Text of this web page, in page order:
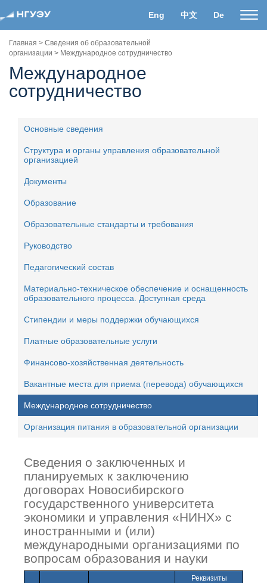
Eng 中文 De
Главная > Сведения об образовательной
организации > Международное сотрудничество
Международное
сотрудничество
Основные сведения
Структура и органы управления образовательной
организацией
Документы
Образование
Образовательные стандарты и требования
Руководство
Педагогический состав
Материально-техническое обеспечение и оснащенность
образовательного процесса. Доступная среда
Стипендии и меры поддержки обучающихся
Платные образовательные услуги
Финансово-хозяйственная деятельность
Вакантные места для приема (перевода) обучающихся
Международное сотрудничество
Организация питания в образовательной организации
Сведения о заключенных и
планируемых к заключению
договорах Новосибирского
государственного университета
экономики и управления «НИНХ» с
иностранными и (или)
международными организациями по
вопросам образования и науки
Реквизиты